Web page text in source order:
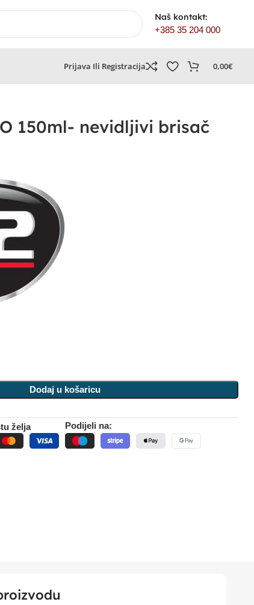
Naš kontakt:
+385 35 204 000
Prijava Ili Registracija 0,00€
150ml- nevidljivi brisač
Dodaj u košaricu
želja
Podijeli na: